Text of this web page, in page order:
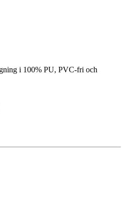
i 100% PU, PVC-fri och